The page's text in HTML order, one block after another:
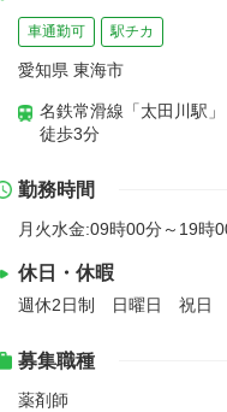
車通勤可 駅チカ
愛知県 東海市
名鉄常滑線「太田川駅
徒歩3分
勤務時間
月火水金:09時00分～19時
休日・休暇
週休2日制 日曜日 祝日
募集職種
薬剤師